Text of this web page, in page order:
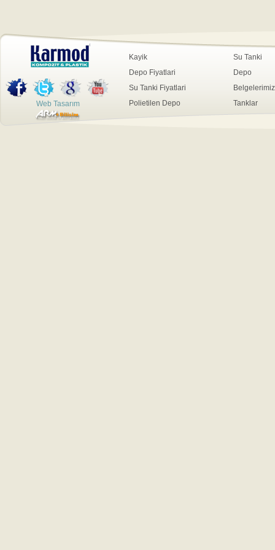
Web Tasarım
Kayik
Su Tanki
Depo Fiyatlari
Depo
Su Tanki Fiyatlari
Belgelerimiz
Polietilen Depo
Tanklar